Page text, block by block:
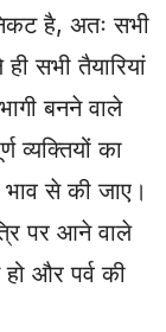
है, अतः सभी
सभी तैयारियां
बनने वाले
व्यक्तियों का
से की जाए।
पर आने वाले
और पर्व की